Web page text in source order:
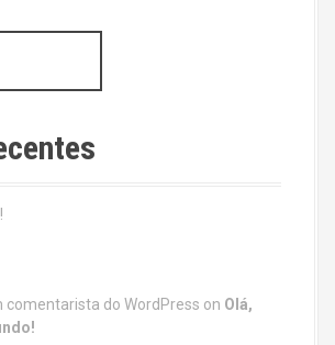
comentarista do WordPress on Olá,